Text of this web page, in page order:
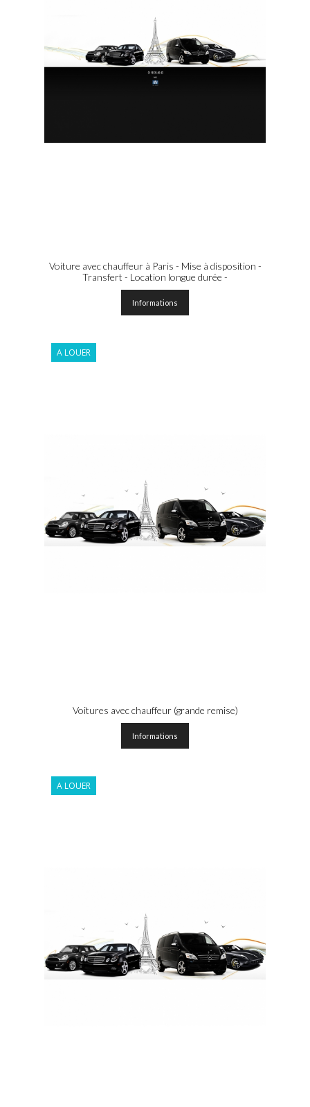
Voiture avec chauffeur à Paris - Mise à disposition -
Transfert - Location longue durée -
Informations
A LOUER
Voitures avec chauffeur (grande remise)
Informations
A LOUER